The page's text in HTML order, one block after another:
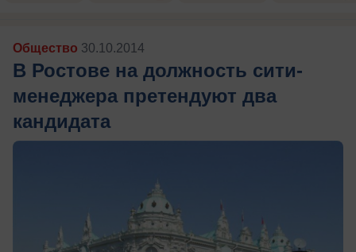
Общество 30.10.2014
В Ростове на должность сити-
менеджера претендуют два
кандидата